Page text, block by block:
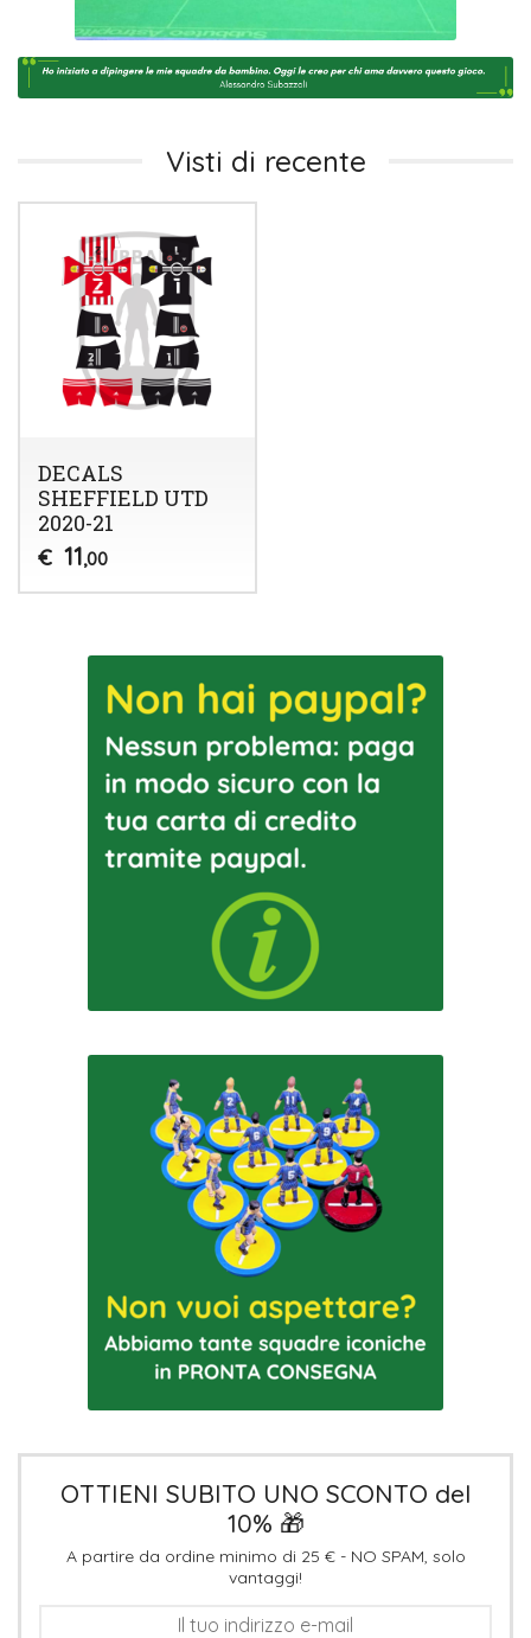
Visti di recente
DECALS
SHEFFIELD UTD
2020-21
€ 11,00
OTTIENI SUBITO UNO SCONTO del
10% 🎁
A partire da ordine minimo di 25 € - NO SPAM, solo
vantaggi!